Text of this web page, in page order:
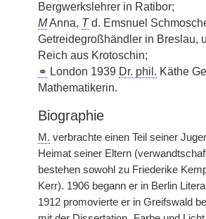
Bergwerkslehrer in Ratibor;
MAnna, Td. Emsnuel
Getreidegroßhändler in Breslau,
Reich aus Krotoschin;
⚭ London 1939 Dr. phil. Käthe
Mathematikerin.
Biographie
M. verbrachte einen Teil seiner
Heimat seiner Eltern
bestehen sowohl zu Friederike
Kerr). 1906 begann er in Berlin
1912 promovierte er in Greifswald